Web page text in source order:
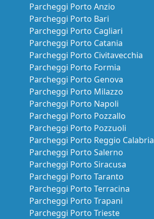
Parcheggi Porto Anzio
Parcheggi Porto Bari
Parcheggi Porto Cagliari
Parcheggi Porto Catania
Parcheggi Porto Civitavecchia
Parcheggi Porto Formia
Parcheggi Porto Genova
Parcheggi Porto Milazzo
Parcheggi Porto Napoli
Parcheggi Porto Pozzallo
Parcheggi Porto Pozzuoli
Parcheggi Porto Reggio Calabria
Parcheggi Porto Salerno
Parcheggi Porto Siracusa
Parcheggi Porto Taranto
Parcheggi Porto Terracina
Parcheggi Porto Trapani
Parcheggi Porto Trieste